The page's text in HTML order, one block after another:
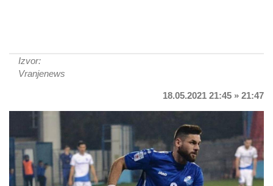
Izvor:
Vranjenews
18.05.2021 21:45 » 21:47